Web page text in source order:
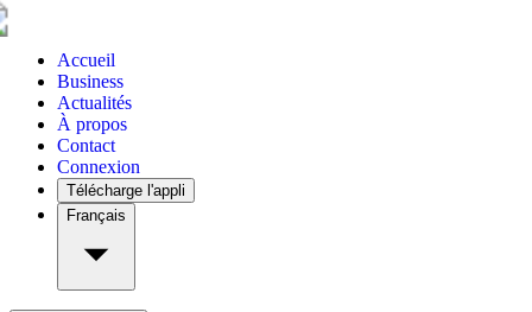
Accueil
Business
Actualités
À propos
Contact
Connexion
Télécharge l'appli
Français